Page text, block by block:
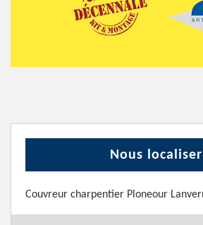
Nous localiser
Couvreur charpentier Ploneour